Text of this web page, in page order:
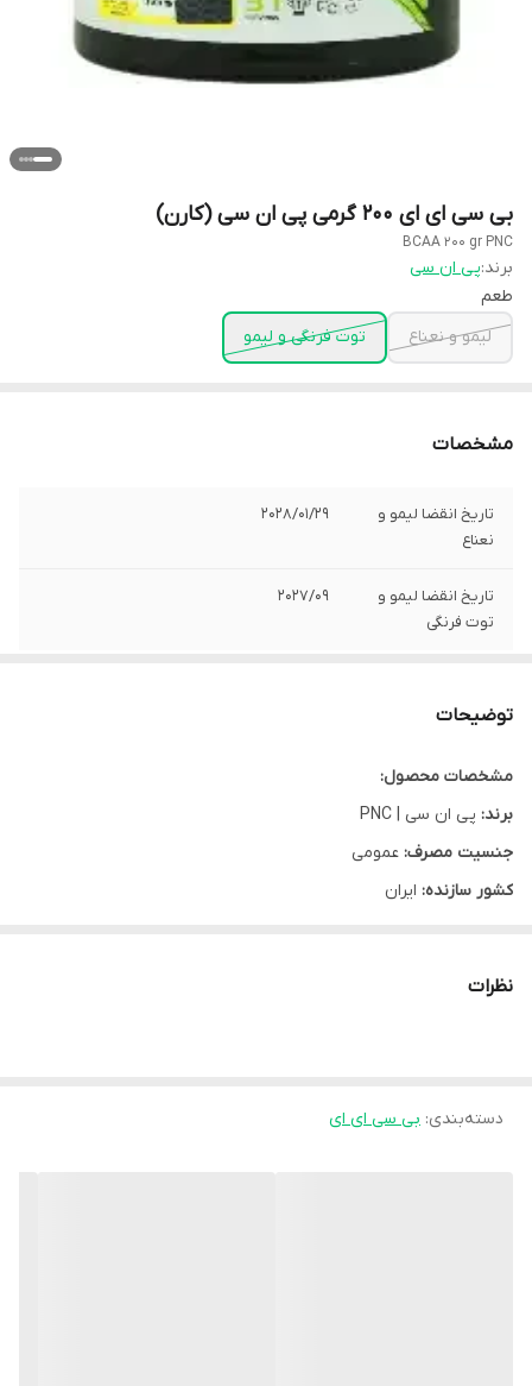
بی سی ای ای 200 گرمی پی ان سی (کارن)
BCAA 200 gr PNC
برند:پی ان سی
طعم
لیمو و نعناع
توت فرنگی و لیمو
مشخصات
تاریخ انقضا لیمو و
نعناع
2028/01/29
تاریخ انقضا لیمو و
توت فرنگی
2027/09
توضیحات
مشخصات محصول:
برند: پی ان سی | PNC
جنسیت مصرف: عمومی
کشور سازنده: ایران
سایز:200 گرم
نظرات
دسته‌بندی: بی سی ای ای